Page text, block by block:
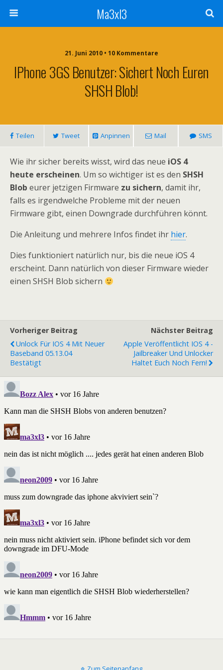
Ma3xl3
21. Juni 2010 • 10 Kommentare
IPhone 3GS Benutzer: Sichert Noch Euren
SHSH Blob!
Teilen Tweet Anpinnen Mail SMS
Wie ihr sicher bereits wisst, wird das neue iOS 4
heute erscheinen. Um so wichtiger ist es den SHSH
Blob eurer jetzigen Firmware zu sichern, damit ihr,
falls es irgendwelche Probleme mit der neuen
Firmware gibt, einen Downgrade durchführen könnt.
Die Anleitung und mehrere Infos findet ihr hier.
Dies funktioniert natürlich nur, bis die neue iOS 4
erscheint. Dann natürlich von dieser Firmware wieder
einen SHSH Blob sichern
Vorheriger Beitrag
Unlock Für IOS 4 Mit Neuer
Baseband 05.13.04
Bestätigt
Nächster Beitrag
Apple Veröffentlicht IOS 4 -
Jailbreaker Und Unlocker
Haltet Euch Noch Fern!